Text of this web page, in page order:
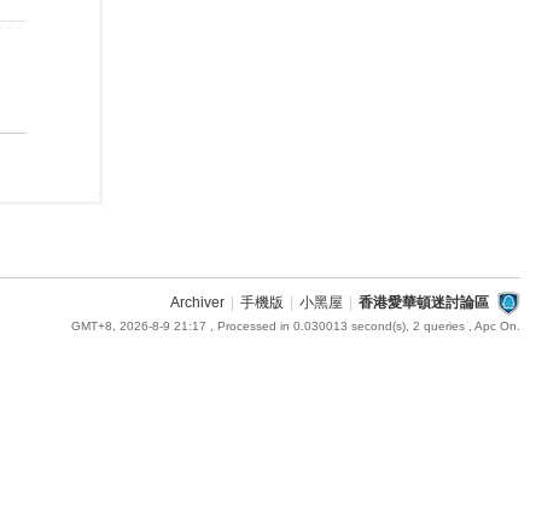
Archiver 手機版 小黑屋 香港愛華頓迷討論區
GMT+8, 2026-8-9 21:17 , Processed in 0.030013 second(s), 2 queries , Apc On.